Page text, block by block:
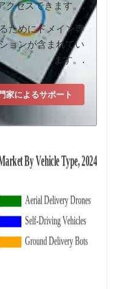
クセスできます。.
ためにドメイン専
ョンが含まれてい
ます。.
家によるサポート